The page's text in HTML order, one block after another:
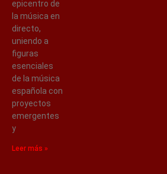
epicentro de
la música en
directo,
uniendo a
figuras
esenciales
de la música
española con
proyectos
emergentes
y
Leer más »